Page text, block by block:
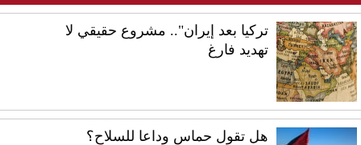
تركيا بعد إيران".. مشروع حقيقي لا
تهديد فارغ
هل تقول حماس وداعا للسلاح؟